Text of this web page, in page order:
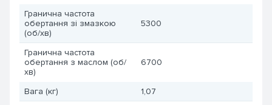
Гранична частота
обертання зі змазкою
(об/хв)
5300
Гранична частота
обертання з маслом (об/
хв)
6700
Вага (кг)
1,07